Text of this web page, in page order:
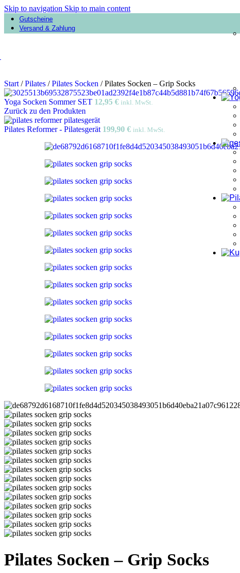
Skip to navigation Skip to main content
Gutscheine
Versand & Zahlung
Start / Pilates / Pilates Socken / Pilates Socken – Grip Socks
Yoga Socken Sommer SET 12,95 € inkl. MwSt.
Zurück zu den Produkten
Pilates Reformer - Pilatesgerät 199,90 € inkl. MwSt.
Pilates Socken – Grip Socks